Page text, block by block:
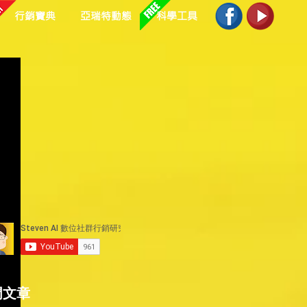
行銷寶典 亞瑞特動態 科學工具
章